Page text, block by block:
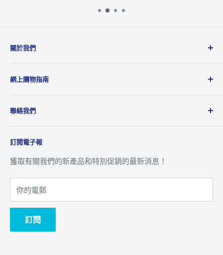
關於我們
商，代理多達20多個國際品牌，產品包括消費性電子產
供全面的銷售、市場推廣及售後服務到香港及澳門地區。
網上購物指南
退貨及退款政策
追蹤訂單
聯絡我們
聯絡我們
客戶服務
訂閱電子報
獲取有關我們的新產品和特別促銷的最新消息！
你的電郵
訂閱